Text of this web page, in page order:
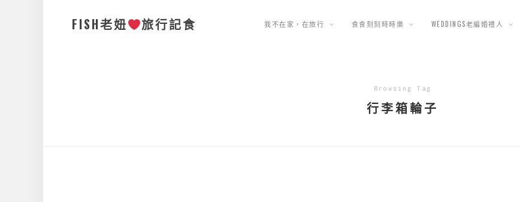
FISH老妞 旅行記食 我不在家，在旅行 食食刻刻時時樂 WEDDINGS老編婚禮人
Browsing Tag
行李箱輪子